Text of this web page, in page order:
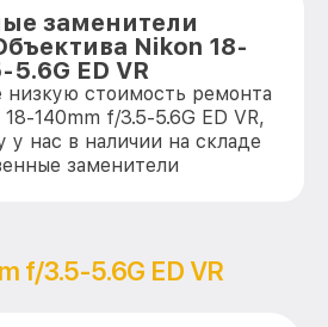
заменители
Nikon 18-
ED VR
низкую стоимость ремонта
140mm f/3.5-5.6G ED VR,
нас в наличии на складе
заменители
f/3.5-5.6G ED VR